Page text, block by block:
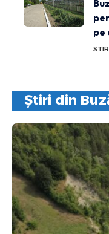
pe
Știri din